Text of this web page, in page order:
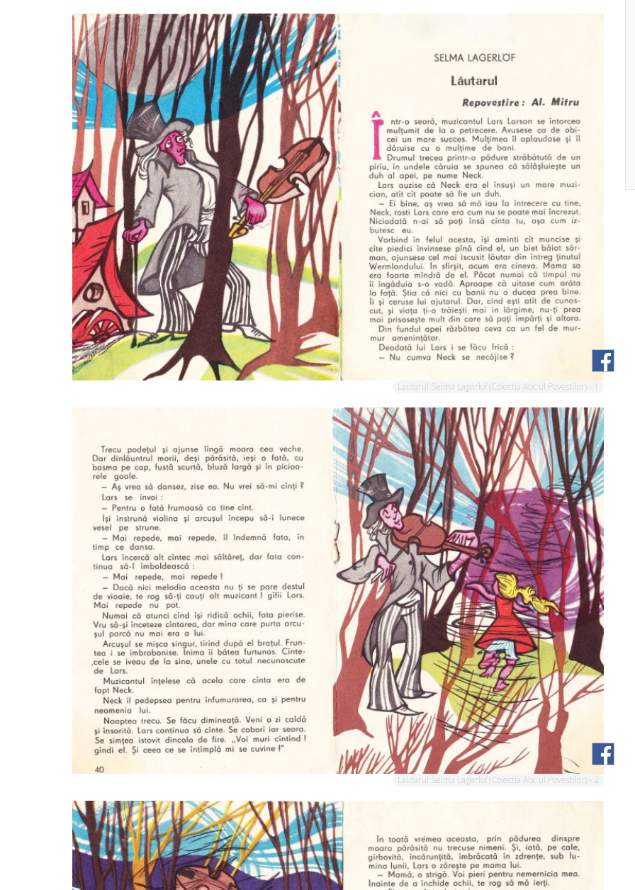
Lautarul Selma Lagerlof (Colectia Abc ul Povestilor) - 1
Lautarul Selma Lagerlof (Colectia Abc ul Povestilor) - 2